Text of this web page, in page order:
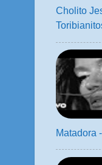
Cholito
Matadora